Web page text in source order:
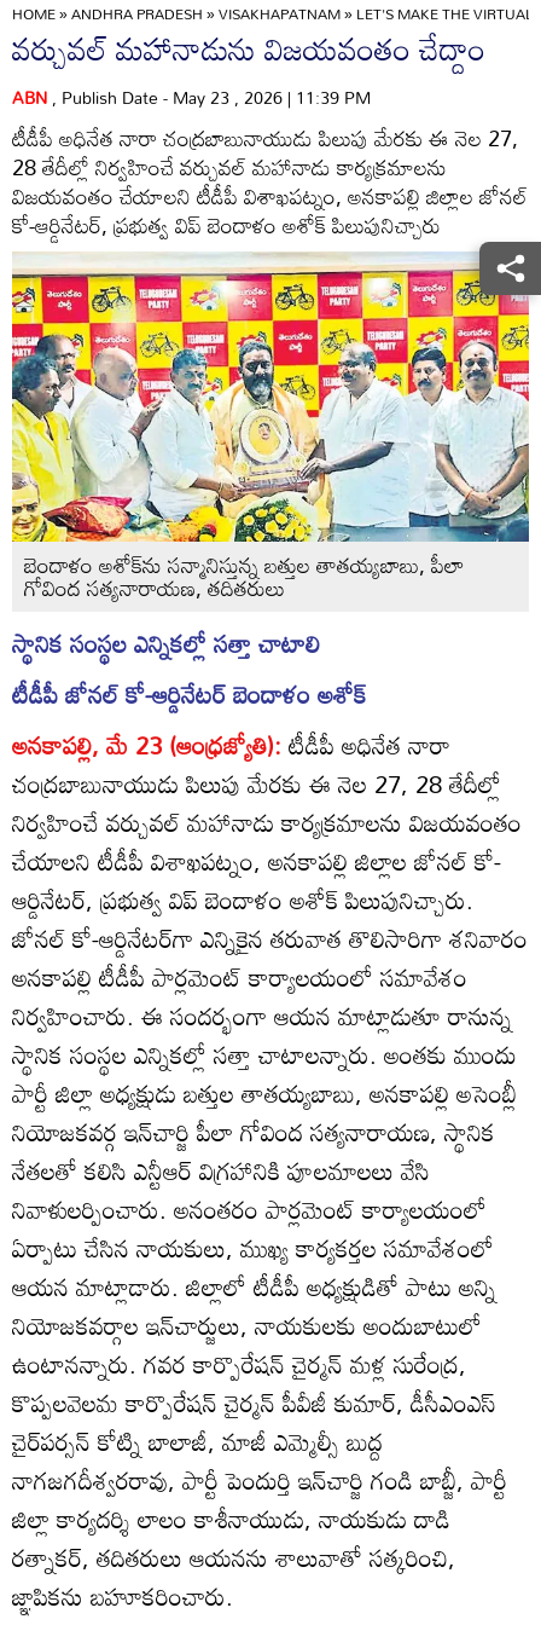
HOME»ANDHRA PRADESH»VISAKHAPATNAM»LET'S MAKE THE
వర్చువల్‌ మహానాడును విజయవంతం చేద్దాం
ABN, Publish Date - May 23 , 2026 | 11:39 PM
టీడీపీ అధినేత నారా చంద్రబాబునాయుడు పిలుపు మేరకు ఈ నెల 27,
28 తేదీల్లో నిర్వహించే వర్చువల్‌ మహానాడు కార్యక్రమాలను
విజయవంతం చేయాలని టీడీపీ విశాఖపట్నం, అనకాపల్లి జిల్లాల జోనల్‌
కో-ఆర్డినేటర్‌, ప్రభుత్వ విప్‌ బెందాళం అశోక్‌ పిలుపునిచ్చారు
బెందాళం అశోక్‌ను సన్మానిస్తున్న బత్తుల తాతయ్యబాబు, పీలా
గోవింద సత్యనారాయణ, తదితరులు
స్థానిక సంస్థల ఎన్నికల్లో సత్తా చాటాలి
టీడీపీ జోనల్‌ కో-ఆర్డినేటర్‌ బెందాళం అశోక్‌
అనకాపల్లి, మే 23 (ఆంధ్రజ్యోతి):టీడీపీ అధినేత నారా
చంద్రబాబునాయుడు పిలుపు మేరకు ఈ నెల 27, 28 తేదీల్లో
నిర్వహించే వర్చువల్‌ మహానాడు కార్యక్రమాలను విజయవంతం
చేయాలని టీడీపీ విశాఖపట్నం, అనకాపల్లి జిల్లాల జోనల్‌ కో-
ఆర్డినేటర్‌, ప్రభుత్వ విప్‌ బెందాళం అశోక్‌ పిలుపునిచ్చారు.
జోనల్‌ కో-ఆర్డినేటర్‌గా ఎన్నికైన తరువాత తొలిసారిగా శనివారం
అనకాపల్లి టీడీపీ పార్లమెంట్‌ కార్యాలయంలో సమావేశం
నిర్వహించారు. ఈ సందర్భంగా ఆయన మాట్లాడుతూ రానున్న
స్థానిక సంస్థల ఎన్నికల్లో సత్తా చాటాలన్నారు. అంతకు ముందు
పార్టీ జిల్లా అధ్యక్షుడు బత్తుల తాతయ్యబాబు, అనకాపల్లి అసెంబ్లీ
నియోజకవర్గ ఇన్‌చార్జి పీలా గోవింద సత్యనారాయణ, స్థానిక
నేతలతో కలిసి ఎన్టీఆర్‌ విగ్రహానికి పూలమాలలు వేసి
నివాళులర్పించారు. అనంతరం పార్లమెంట్‌ కార్యాలయంలో
ఏర్పాటు చేసిన నాయకులు, ముఖ్య కార్యకర్తల సమావేశంలో
ఆయన మాట్లాడారు. జిల్లాలో టీడీపీ అధ్యక్షుడితో పాటు అన్ని
నియోజకవర్గాల ఇన్‌చార్జులు, నాయకులకు అందుబాటులో
ఉంటానన్నారు. గవర కార్పొరేషన్‌ చైర్మన్‌ మళ్ల సురేంద్ర,
కొప్పలవెలమ కార్పొరేషన్‌ చైర్మన్‌ పీవీజీ కుమార్‌, డీసీఎంఎస్‌
చైర్‌పర్సన్‌ కోట్ని బాలాజీ, మాజీ ఎమ్మెల్సీ బుద్ద
నాగజగదీశ్వరరావు, పార్టీ పెందుర్తి ఇన్‌చార్జి గండి బాబ్జీ, పార్టీ
జిల్లా కార్యదర్శి లాలం కాశీనాయుడు, నాయకుడు దాడి
రత్నాకర్‌, తదితరులు ఆయనను శాలువాతో సత్కరించి,
జ్ఞాపికను బహూకరించారు.